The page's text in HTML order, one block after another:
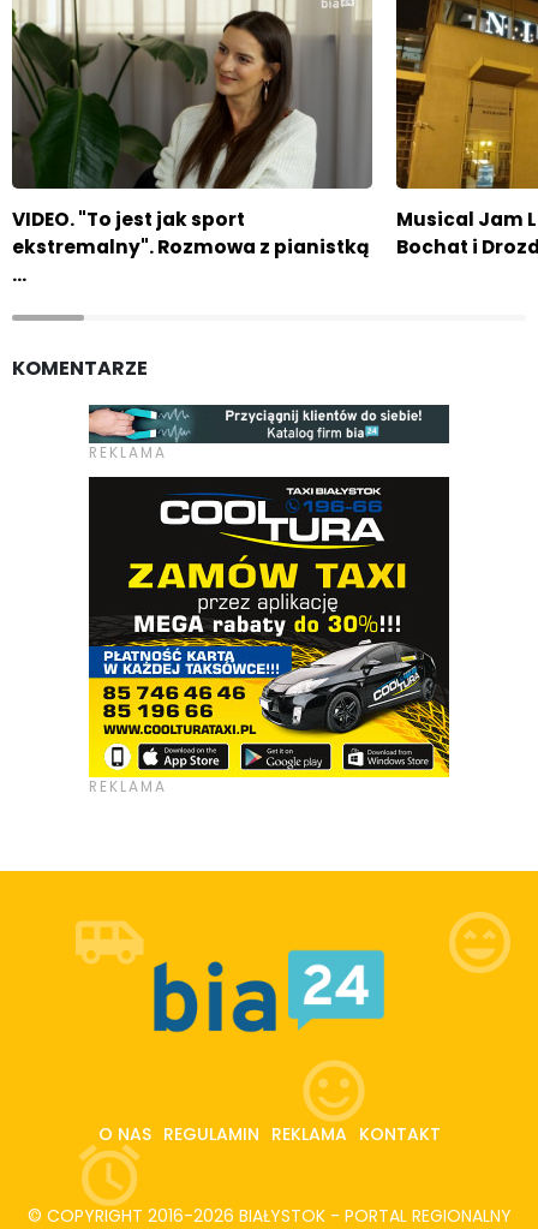
VIDEO. "To jest jak sport
ekstremalny". Rozmowa z pianistką
…
Musical Jam
Bochat i
KOMENTARZE
O NAS REGULAMIN REKLAMA KONTAKT
© COPYRIGHT 2016-2026 BIAŁYSTOK - PORTAL REGIONALNY